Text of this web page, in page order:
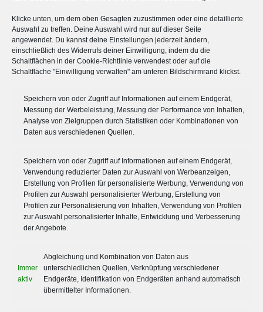
Klicke unten, um dem oben Gesagten zuzustimmen oder eine detaillierte
Auswahl zu treffen. Deine Auswahl wird nur auf dieser Seite
angewendet. Du kannst deine Einstellungen jederzeit ändern,
einschließlich des Widerrufs deiner Einwilligung, indem du die
Schaltflächen in der Cookie-Richtlinie verwendest oder auf die
Schaltfläche "Einwilligung verwalten" am unteren Bildschirmrand klickst.
Speichern von oder Zugriff auf Informationen auf einem Endgerät,
Messung der Werbeleistung, Messung der Performance von Inhalten,
Analyse von Zielgruppen durch Statistiken oder Kombinationen von
Daten aus verschiedenen Quellen.
Speichern von oder Zugriff auf Informationen auf einem Endgerät,
Verwendung reduzierter Daten zur Auswahl von Werbeanzeigen,
Erstellung von Profilen für personalisierte Werbung, Verwendung von
Profilen zur Auswahl personalisierter Werbung, Erstellung von
Profilen zur Personalisierung von Inhalten, Verwendung von Profilen
zur Auswahl personalisierter Inhalte, Entwicklung und Verbesserung
der Angebote.
Immer
aktiv
Abgleichung und Kombination von Daten aus
unterschiedlichen Quellen, Verknüpfung verschiedener
Endgeräte, Identifikation von Endgeräten anhand automatisch
übermittelter Informationen.
QUICKLINKS
Aktuelles von Leeser & Will
Informationen für Unternehmen
Informationen für Privatkunden
Wechselservice
Schädlingslexikon
IMPRESSUM, DATENSCHUTZ, AGB
Datenschutz
AGB